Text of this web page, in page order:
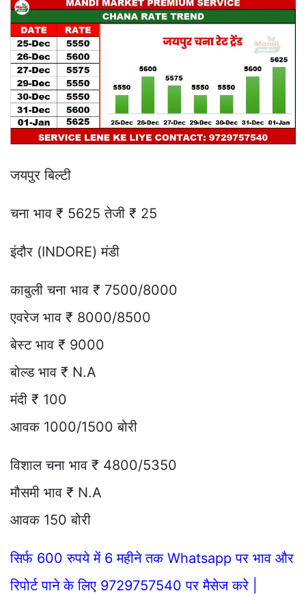
जयपुर बिल्टी
चना भाव ₹ 5625 तेजी ₹ 25
इंदौर (INDORE) मंडी
काबुली चना भाव ₹ 7500/8000
एवरेज भाव ₹ 8000/8500
बेस्ट भाव ₹ 9000
बोल्ड भाव ₹ N.A
मंदी ₹ 100
आवक 1000/1500 बोरी
विशाल चना भाव ₹ 4800/5350
मौसमी भाव ₹ N.A
आवक 150 बोरी
सिर्फ 600 रुपये में 6 महीने तक Whatsapp पर भाव और
रिपोर्ट पाने के लिए 9729757540 पर मैसेज करे |